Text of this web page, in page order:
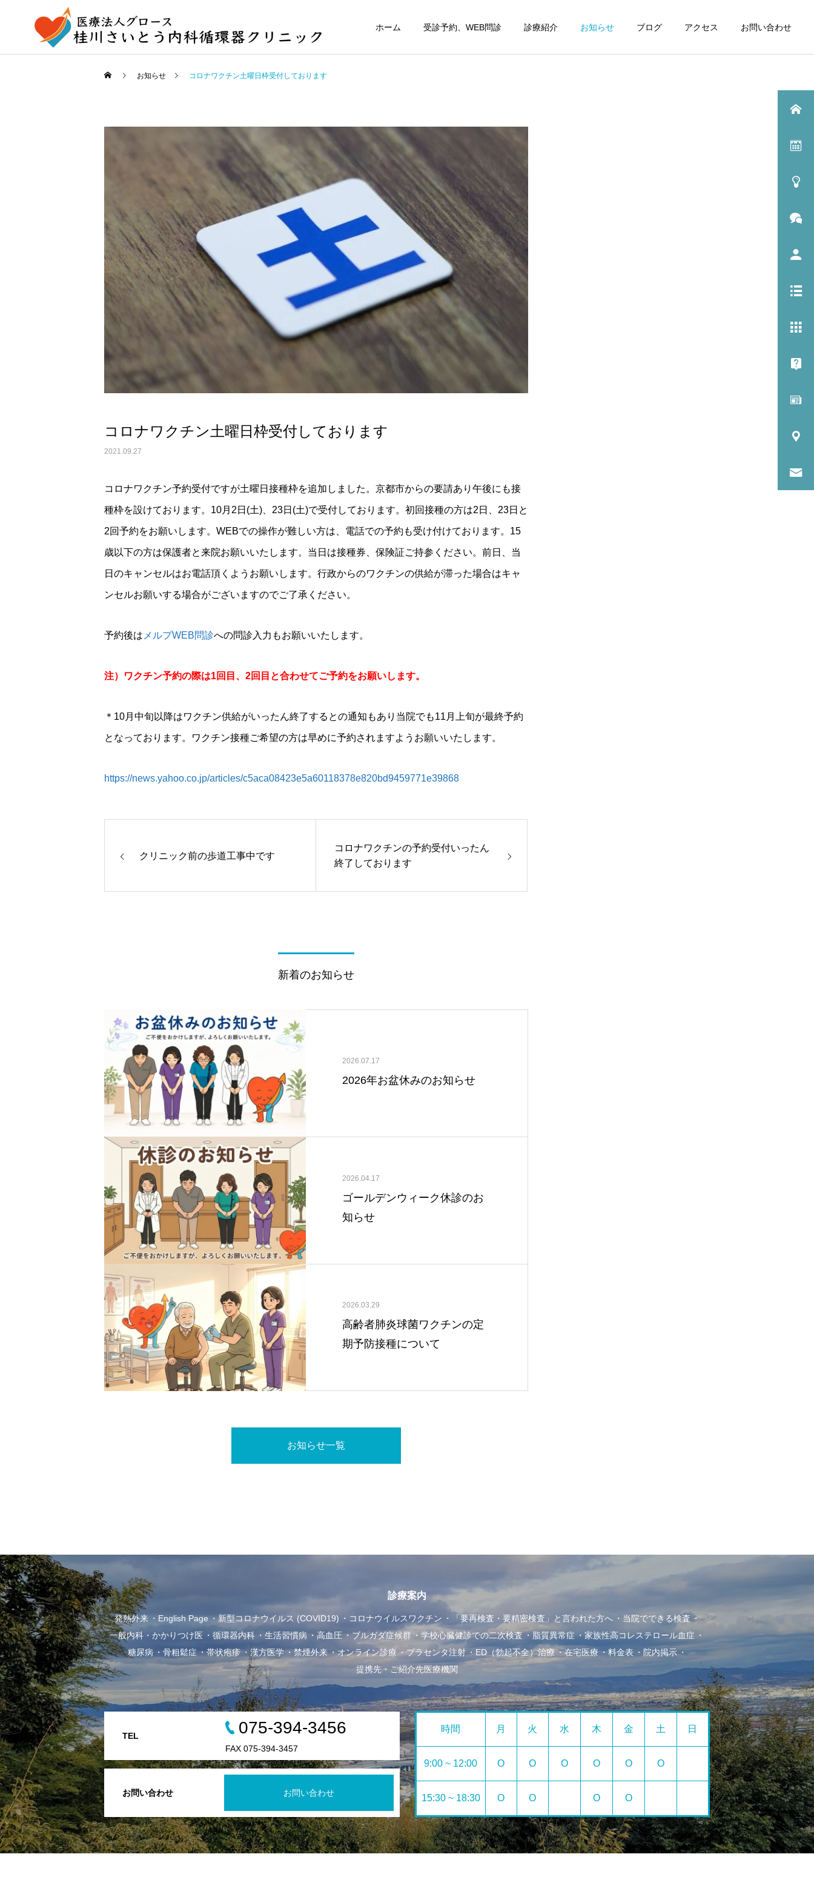
ホーム 受診予約、WEB問診 診療紹介 お知らせ ブログ アクセス お問い合わせ
お知らせ コロナワクチン土曜日枠受付しております
コロナワクチン土曜日枠受付しております
2021.09.27
コロナワクチン予約受付ですが土曜日接種枠を追加しました。京都市からの要請あり午後にも接
種枠を設けております。10月2日(土)、23日(土)で受付しております。初回接種の方は2日、23日と
2回予約をお願いします。WEBでの操作が難しい方は、電話での予約も受け付けております。15
歳以下の方は保護者と来院お願いいたします。当日は接種券、保険証ご持参ください。前日、当
日のキャンセルはお電話頂くようお願いします。行政からのワクチンの供給が滞った場合はキャ
ンセルお願いする場合がございますのでご了承ください。
予約後は メルプWEB問診への問診入力もお願いいたします。
注）ワクチン予約の際は1回目、2回目と合わせてご予約をお願いします。
＊10月中旬以降はワクチン供給がいったん終了するとの通知もあり当院でも11月上旬が最終予約
となっております。ワクチン接種ご希望の方は早めに予約されますようお願いいたします。
https://news.yahoo.co.jp/articles/c5aca08423e5a60118378e820bd9459771e39868
クリニック前の歩道工事中です
コロナワクチンの予約受付いったん
終了しております
新着のお知らせ
2026.07.17
2026年お盆休みのお知らせ
2026.04.17
ゴールデンウィーク休診のお
知らせ
2026.03.29
高齢者肺炎球菌ワクチンの定
期予防接種について
お知らせ一覧
診療案内
発熱外来 English Page 新型コロナウイルス (COVID19) コロナウイルスワクチン 「要再検査・要精密検査」と言われた方へ
当院でできる検査
一般内科・かかりつけ医
循環器内科 生活習慣病 高血圧 ブルガダ症候群 学校心臓健診での二次検査 脂質異常症
家族性高コレステロール血症
糖尿病
骨粗鬆症 帯状疱疹 漢方医学 禁煙外来 オンライン診療 プラセンタ注射 ED（勃起不全）治療 在宅医療 料金表
院内掲示
提携先・ご紹介先医療機関
お問い合わせ お問い合わせ
TEL 075-394-3456
FAX 075-394-3457
時間 月 火 水 木 金 土 日
9:00 ~ 12:00 O O O O O O
15:30 ~ 18:30 O O O O